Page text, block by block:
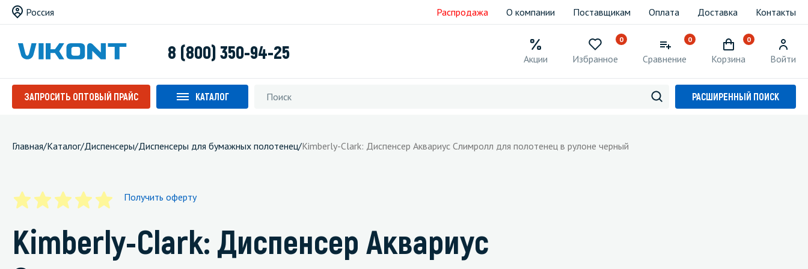
Россия Распродажа О компании Поставщикам Оплата Доставка Контакты
8 (800) 350-94-25 Акции
0
Избранное
0
Сравнение
0
Корзина Войти
ЗАПРОСИТЬ ОПТОВЫЙ ПРАЙС КАТАЛОГ РАСШИРЕННЫЙ ПОИСК
Главная/Каталог/Диспенсеры/Диспенсеры для бумажных полотенец/Kimberly-Clark: Диспенсер Аквариус Слимролл для полотенец в рулоне черный
Получить оферту
Kimberly-Clark: Диспенсер Аквариус